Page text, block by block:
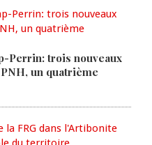
Perrin: trois nouveaux
un quatrième